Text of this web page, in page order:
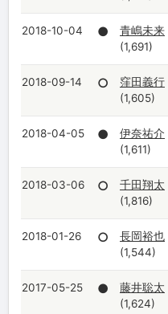
2018-10-04 ●
青嶋未来
(1,691)
2018-09-14 ○
窪田義行
(1,605)
2018-04-05 ●
伊奈祐介
(1,611)
2018-03-06 ○
千田翔太
(1,816)
2018-01-26 ○
長岡裕也
(1,544)
2017-05-25 ●
藤井聡太
(1,624)